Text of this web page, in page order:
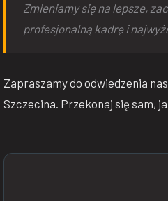
Zmieniamy się na lepsze,
profesjonalną kadrę i
Zapraszamy do odwiedzenia
Szczecina. Przekonaj się sam,